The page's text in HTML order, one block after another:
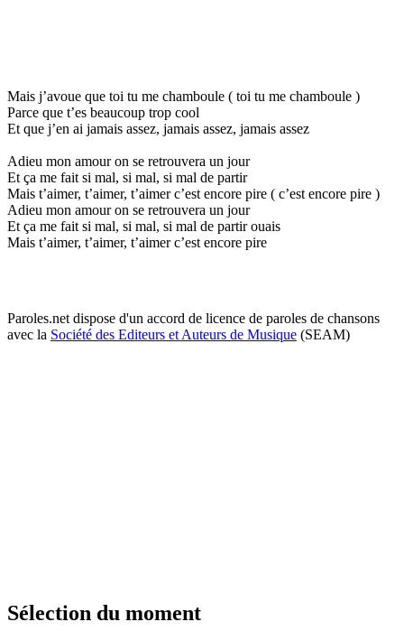
Mais j’avoue que toi tu me chamboule ( toi tu me chamboule )
Parce que t’es beaucoup trop cool
Et que j’en ai jamais assez, jamais assez, jamais assez
Adieu mon amour on se retrouvera un jour
Et ça me fait si mal, si mal, si mal de partir
Mais t’aimer, t’aimer, t’aimer c’est encore pire ( c’est encore pire )
Adieu mon amour on se retrouvera un jour
Et ça me fait si mal, si mal, si mal de partir ouais
Mais t’aimer, t’aimer, t’aimer c’est encore pire
Paroles.net dispose d'un accord de licence de paroles de chansons
avec la Société des Editeurs et Auteurs de Musique (SEAM)
Sélection du moment